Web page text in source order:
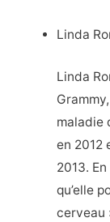
Linda
Linda
maladie
en 2012
2013.
qu’elle
cerveau